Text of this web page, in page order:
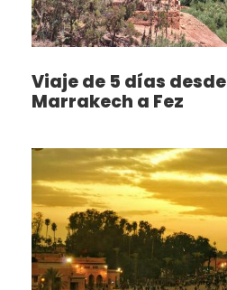
Viaje de 5 días desde
Marrakech a Fez